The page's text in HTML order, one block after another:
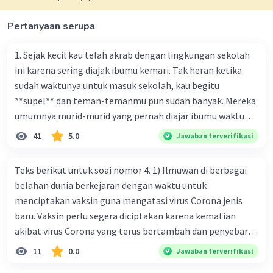
Pertanyaan serupa
1. Sejak kecil kau telah akrab dengan lingkungan sekolah
ini karena sering diajak ibumu kemari. Tak heran ketika
sudah waktunya untuk masuk sekolah, kau begitu
**supel** dan teman-temanmu pun sudah banyak. Mereka
umumnya murid-murid yang pernah diajar ibumu waktu
kelas satu. Sedangkan aku? Aku waktu itu baru saja pindah
ke kota kecil ini. Makna kata bercetak tebal dalam kutipan
baik
41 5.0 Jawaban terverifikasi
Teks berikut untuk soai nomor 4. 1) Ilmuwan di berbagai
belahan dunia berkejaran dengan waktu untuk
menciptakan vaksin guna mengatasi virus Corona jenis
baru. Vaksin perlu segera diciptakan karena kematian
akibat virus Corona yang terus bertambah dan penyebaran
virus yang kian meluas. 2) Pada Jum'at (7-2-2020), Komisi
Kesehatan Nasional Cina mencatat jumlah kematian
11 0.0 Jawaban terverifikasi